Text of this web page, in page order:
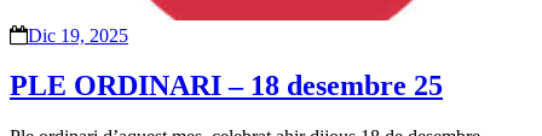
Dic 19, 2025
PLE ORDINARI – 18 desembre 25